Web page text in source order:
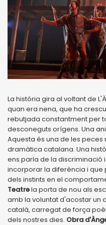
La història gira al voltant de
quan era nena, que ha
rebutjada constantment per
desconeguts orígens. Una
Aquesta és una de les
dramàtica catalana. Una
ens parla de la discriminació
incorporar la diferència i
dels instints en el
Teatrela porta de nou als
amb la voluntat d'acostar un
català, carregat de força
dels nostres dies. Obra